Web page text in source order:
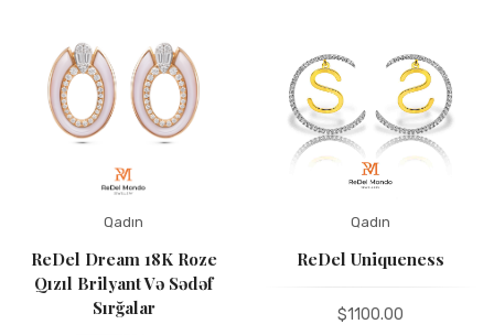
Qadın
ReDel Dream 18K Roze
Qızıl Brilyant Və Sədəf
Sırğalar
Qadın
ReDel Uniqueness
$1100.00